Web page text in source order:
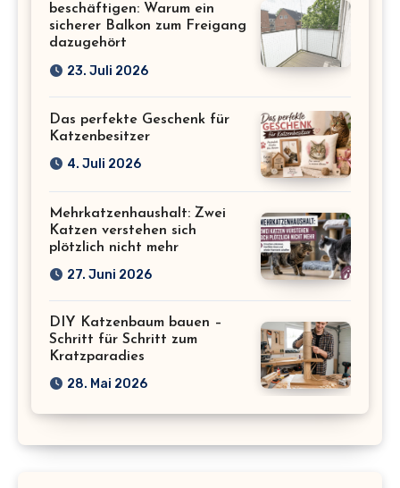
beschäftigen: Warum ein
sicherer Balkon zum Freigang
dazugehört
23. Juli 2026
Das perfekte Geschenk für
Katzenbesitzer
4. Juli 2026
Mehrkatzenhaushalt: Zwei
Katzen verstehen sich
plötzlich nicht mehr
27. Juni 2026
DIY Katzenbaum bauen –
Schritt für Schritt zum
Kratzparadies
28. Mai 2026